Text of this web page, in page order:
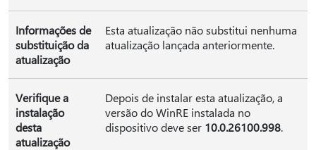
Informações de
substituição da
atualização
Esta atualização não substitui nenhuma
atualização lançada anteriormente.
Verifique a
instalação
desta
atualização
Depois de instalar esta atualização, a
versão do WinRE instalada no
dispositivo deve ser 10.0.26100.998.